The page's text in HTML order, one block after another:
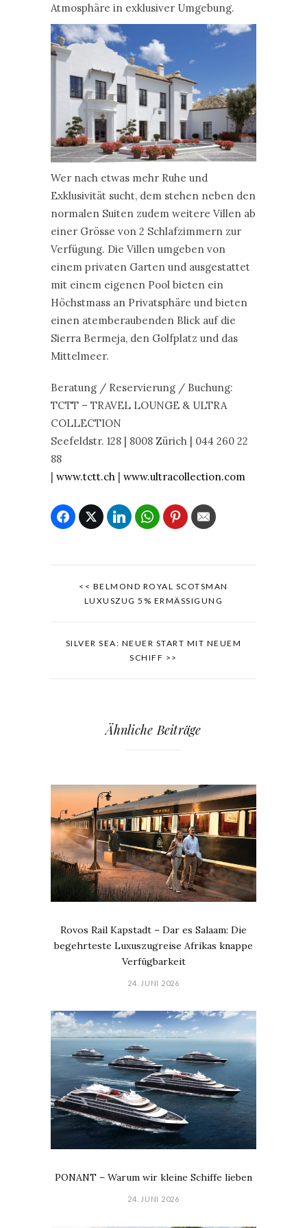
Atmosphäre in exklusiver Umgebung.
Wer nach etwas mehr Ruhe und
Exklusivität sucht, dem stehen neben den
normalen Suiten zudem weitere Villen ab
einer Grösse von 2 Schlafzimmern zur
Verfügung. Die Villen umgeben von
einem privaten Garten und ausgestattet
mit einem eigenen Pool bieten ein
Höchstmass an Privatsphäre und bieten
einen atemberaubenden Blick auf die
Sierra Bermeja, den Golfplatz und das
Mittelmeer.
Beratung / Reservierung / Buchung:
TCTT – TRAVEL LOUNGE & ULTRA
COLLECTION
Seefeldstr. 128 | 8008 Zürich | 044 260 22
88
| www.tctt.ch | www.ultracollection.com
<< BELMOND ROYAL SCOTSMAN
LUXUSZUG 5% ERMÄSSIGUNG
SILVER SEA: NEUER START MIT NEUEM
SCHIFF >>
Ähnliche Beiträge
Rovos Rail Kapstadt – Dar es Salaam: Die
begehrteste Luxuszugreise Afrikas knappe
Verfügbarkeit
24. JUNI 2026
PONANT – Warum wir kleine Schiffe lieben
24. JUNI 2026